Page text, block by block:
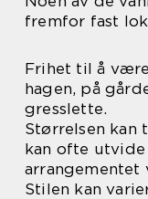
fremfor fast
Frihet til å
hagen, på
gresslette.
Størrelsen kan
kan ofte
arrangementet
Stilen kan